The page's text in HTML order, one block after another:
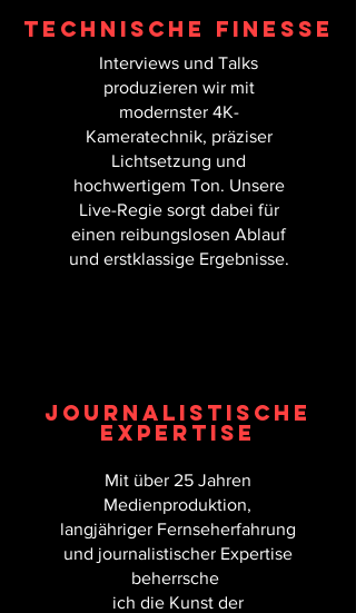
TECHNISCHE FINESSE
Interviews und Talks
produzieren wir mit
modernster 4K-
Kameratechnik, präziser
Lichtsetzung und
hochwertigem Ton. Unsere
Live-Regie sorgt dabei für
einen reibungslosen Ablauf
und erstklassige Ergebnisse.
JOURNALISTISCHE
EXPERTISE
Mit über 25 Jahren
Medienproduktion,
langjähriger Fernseherfahrung
und journalistischer Expertise
beherrsche
ich die Kunst der